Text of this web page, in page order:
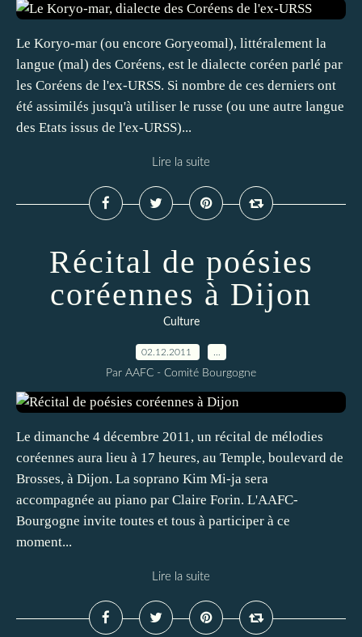
Le Koryo-mar (ou encore Goryeomal), littéralement la
langue (mal) des Coréens, est le dialecte coréen parlé par
les Coréens de l'ex-URSS. Si nombre de ces derniers ont
été assimilés jusqu'à utiliser le russe (ou une autre langue
des Etats issus de l'ex-URSS)...
Lire la suite
Récital de poésies
coréennes à Dijon
Culture
02.12.2011
Par AAFC - Comité Bourgogne
Le dimanche 4 décembre 2011, un récital de mélodies
coréennes aura lieu à 17 heures, au Temple, boulevard de
Brosses, à Dijon. La soprano Kim Mi-ja sera
accompagnée au piano par Claire Forin. L'AAFC-
Bourgogne invite toutes et tous à participer à ce
moment...
Lire la suite